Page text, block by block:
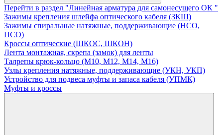
Перейти в раздел "Линейная арматура для самонесущего ОК "
Зажимы крепления шлейфа оптического кабеля (ЗКШ)
Зажимы спиральные натяжные, поддерживающие (НСО,
ПСО)
Кроссы оптические (ШКОС, ШКОН)
Лента монтажная, скрепа (замок) для ленты
Талрепы крюк-кольцо (М10, М12, М14, М16)
Узлы крепления натяжные, поддерживающие (УКН, УКП)
Устройство для подвеса муфты и запаса кабеля (УПМК)
Муфты и кроссы